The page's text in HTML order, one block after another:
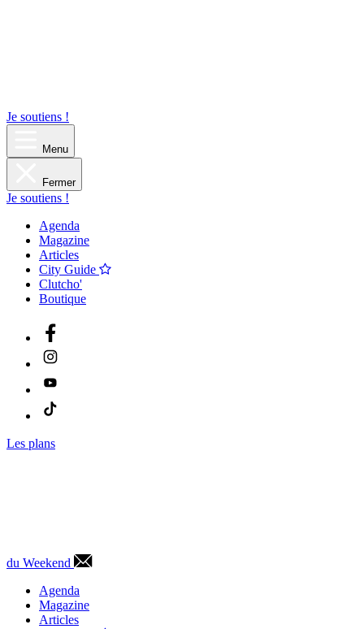
Je soutiens !
Menu
Fermer
Je soutiens !
Agenda
Magazine
Articles
City Guide
Clutcho'
Boutique
Les plans
du Weekend
Agenda
Magazine
Articles